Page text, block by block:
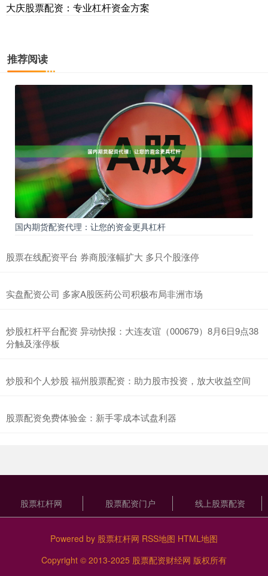
大庆股票配资：专业杠杆资金方案
推荐阅读
国内期货配资代理：让您的资金更具杠杆
股票在线配资平台 券商股涨幅扩大 多只个股涨停
实盘配资公司 多家A股医药公司积极布局非洲市场
炒股杠杆平台配资 异动快报：大连友谊（000679）8月6日9点38
分触及涨停板
炒股和个人炒股 福州股票配资：助力股市投资，放大收益空间
股票配资免费体验金：新手零成本试盘利器
股票杠杆网 股票配资门户 线上股票配资
Powered by 股票杠杆网 RSS地图 HTML地图
Copyright © 2013-2025 股票配资财经网 版权所有